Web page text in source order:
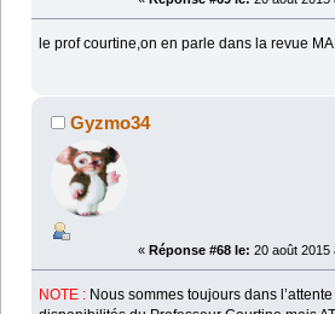
le prof courtine,on en parle dans la revue
Gyzmo34
« Réponse #68 le: 20 août 2015
NOTE : Nous sommes toujours dans